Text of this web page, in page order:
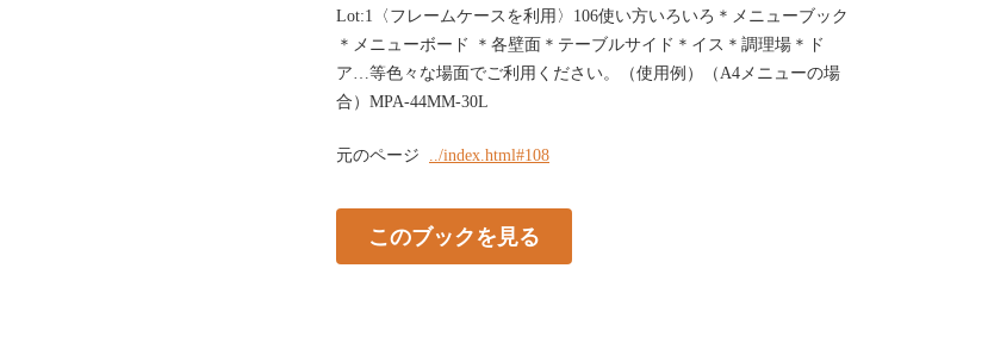
Lot:1〈フレームケースを利用〉106使い方いろいろ＊メニューブック
＊メニューボード ＊各壁面＊テーブルサイド＊イス＊調理場＊ド
ア…等色々な場面でご利用ください。（使用例）（A4メニューの場
合）MPA-44MM-30L
元のページ ../index.html#108
このブックを見る